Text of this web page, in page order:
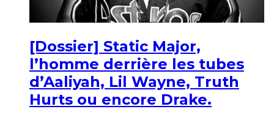
[Dossier] Static Major,
l’homme derrière les tubes
d’Aaliyah, Lil Wayne, Truth
Hurts ou encore Drake.